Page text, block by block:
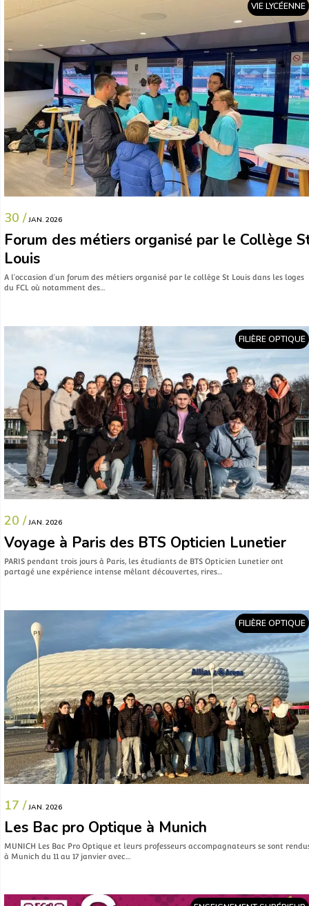
VIE LYCÉENNE
30 / JAN. 2026
Forum des métiers organisé par le Collège
Louis
A l’occasion d’un forum des métiers organisé par le collège St Louis dans les loges
du FCL où notamment des…
FILIÈRE OPTIQUE
20 / JAN. 2026
Voyage à Paris des BTS Opticien Lunetier
PARIS pendant trois jours à Paris, les étudiants de BTS Opticien Lunetier ont
partagé une expérience intense mêlant découvertes, rires…
FILIÈRE OPTIQUE
17 / JAN. 2026
Les Bac pro Optique à Munich
MUNICH Les Bac Pro Optique et leurs professeurs accompagnateurs se sont
à Munich du 11 au 17 janvier avec…